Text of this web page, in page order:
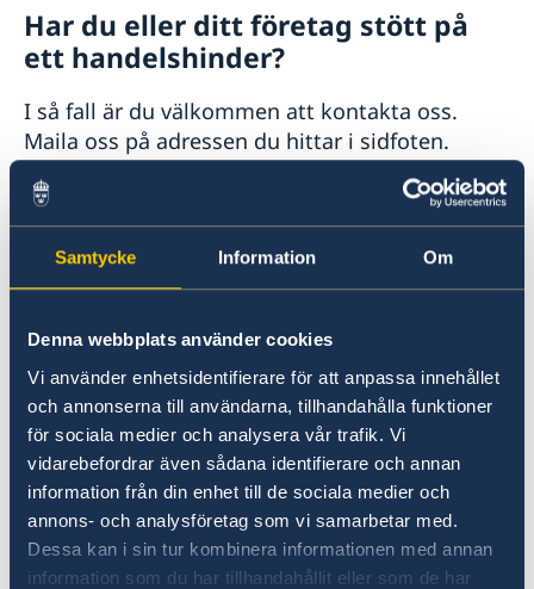
Samtycke Information Om
Denna webbplats använder cookies
Vi använder enhetsidentifierare för att anpassa innehållet
och annonserna till användarna, tillhandahålla funktioner
för sociala medier och analysera vår trafik. Vi
vidarebefordrar även sådana identifierare och annan
information från din enhet till de sociala medier och
annons- och analysföretag som vi samarbetar med.
Dessa kan i sin tur kombinera informationen med annan
information som du har tillhandahållit eller som de har
Har du eller ditt företag stött på
ett handelshinder?
I så fall är du välkommen att kontakta oss.
Maila oss på adressen du hittar i sidfoten.
Ange:
datum
namn/företag
bransch
Mer information
SOLVIT – ett nätverk för problemlösning där
EU-länderna samarbetar för att praktiskt lösa
problem som beror på att bestämmelserna för
den inre marknaden har tillämpats felaktigt.
SOLVIT